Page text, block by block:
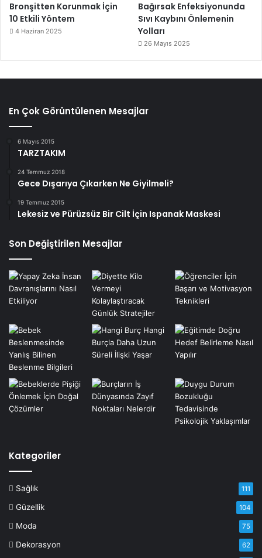
Bronşitten Korunmak İçin
10 Etkili Yöntem
4 Haziran 2025
Bağırsak Enfeksiyonunda
Sıvı Kaybını Önlemenin
Yolları
26 Mayıs 2025
En Çok Görüntülenen Mesajlar
6 Mayıs 2015
TARZTAKIM
24 Temmuz 2018
Gece Dışarıya Çıkarken Ne Giyilmeli?
19 Temmuz 2015
Lekesiz ve Pürüzsüz Bir Cilt İçin Ispanak Maskesi
Son Değiştirilen Mesajlar
Kategoriler
Sağlık 111
Güzellik 104
Moda 75
Dekorasyon 62